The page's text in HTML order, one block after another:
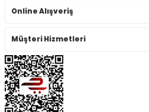
Online Alışveriş
Müşteri Hizmetleri